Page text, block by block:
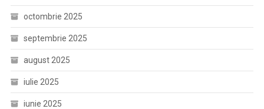
octombrie 2025
septembrie 2025
august 2025
iulie 2025
iunie 2025